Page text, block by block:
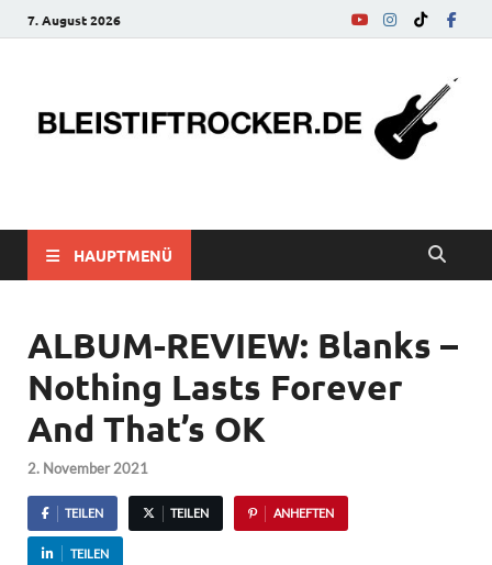
7. August 2026
bleistiftrocker.de
HAUPTMENÜ
ALBUM-REVIEW: Blanks –
Nothing Lasts Forever
And That’s OK
2. November 2021
TEILEN TEILEN ANHEFTEN
TEILEN